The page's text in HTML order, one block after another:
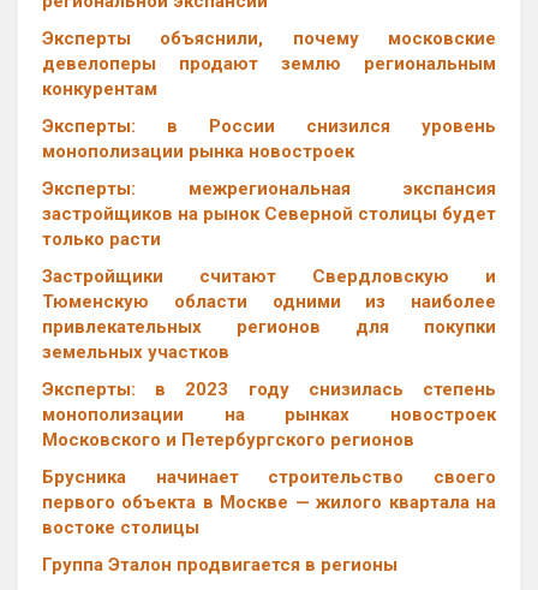
Эксперты объяснили, почему московские
девелоперы продают землю региональным
конкурентам
Эксперты: в России снизился уровень
монополизации рынка новостроек
Эксперты: межрегиональная экспансия
застройщиков на рынок Северной столицы будет
только расти
Застройщики считают Свердловскую и
Тюменскую области одними из наиболее
привлекательных регионов для покупки
земельных участков
Эксперты: в 2023 году снизилась степень
монополизации на рынках новостроек
Московского и Петербургского регионов
Брусника начинает строительство своего
первого объекта в Москве — жилого квартала на
востоке столицы
Группа Эталон продвигается в регионы